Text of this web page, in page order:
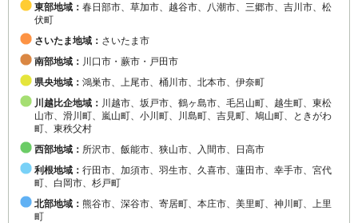
東部地域： 春日部市、草加市、越谷市、八潮市、三郷市、吉川市、松
伏町
さいたま地域： さいたま市
南部地域： 川口市・蕨市・戸田市
県央地域： 鴻巣市、上尾市、桶川市、北本市、伊奈町
川越比企地域： 川越市、坂戸市、鶴ヶ島市、毛呂山町、越生町、東松
山市、滑川町、嵐山町、小川町、川島町、吉見町、鳩山町、ときがわ
町、東秩父村
西部地域： 所沢市、飯能市、狭山市、入間市、日高市
利根地域： 行田市、加須市、羽生市、久喜市、蓮田市、幸手市、宮代
町、白岡市、杉戸町
北部地域： 熊谷市、深谷市、寄居町、本庄市、美里町、神川町、上里
町